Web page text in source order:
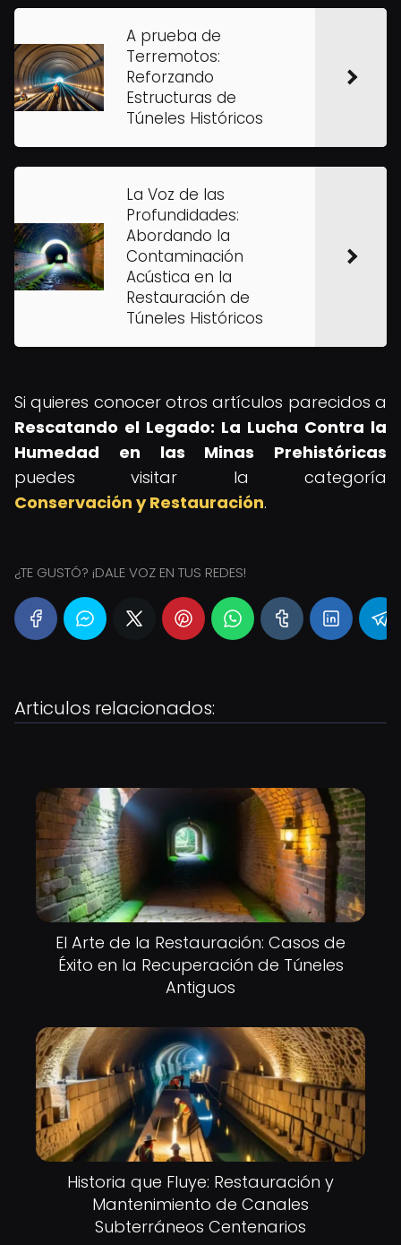
A prueba de
Terremotos:
Reforzando
Estructuras de
Túneles Históricos
La Voz de las
Profundidades:
Abordando la
Contaminación
Acústica en la
Restauración de
Túneles Históricos
Si quieres conocer otros artículos parecidos a
Rescatando el Legado: La Lucha Contra la
Humedad en las Minas Prehistóricas
puedes visitar la categoría
Conservación y Restauración.
¿TE GUSTÓ? ¡DALE VOZ EN TUS REDES!
Articulos relacionados:
El Arte de la Restauración: Casos de
Éxito en la Recuperación de Túneles
Antiguos
Historia que Fluye: Restauración y
Mantenimiento de Canales
Subterráneos Centenarios